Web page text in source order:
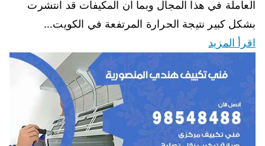
العاملة في هذا المجال وبما ان المكيفات قد انتشرت
بشكل كبير نتيجة الحرارة المرتفعة في الكويت…
اقرأ المزيد